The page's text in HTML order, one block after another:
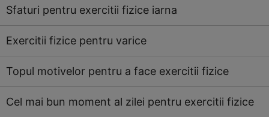
Sfaturi pentru exercitii fizice iarna
Exercitii fizice pentru varice
Topul motivelor pentru a face exercitii fizice
Cel mai bun moment al zilei pentru exercitii fizice